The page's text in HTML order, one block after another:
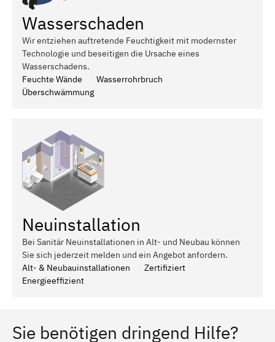
Wasserschaden
Wir entziehen auftretende Feuchtigkeit mit modernster
Technologie und beseitigen die Ursache eines
Wasserschadens.
Feuchte Wände
Wasserrohrbruch
Überschwämmung
Neuinstallation
Bei Sanitär Neuinstallationen in Alt- und Neubau können
Sie sich jederzeit melden und ein Angebot anfordern.
Alt- & Neubauinstallationen
Zertifiziert
Energieeffizient
Sie benötigen dringend Hilfe?